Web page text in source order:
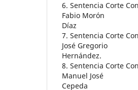
6. Sentencia Corte
Fabio Morón
Díaz
7. Sentencia Corte
José Gregorio
Hernández.
8. Sentencia Corte
Manuel José
Cepeda